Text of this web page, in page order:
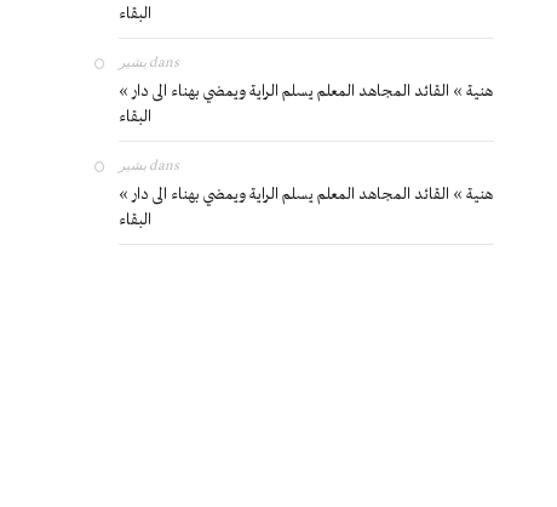
البقاء
بشير dans
« هنية » القائد المجاهد المعلم يسلم الراية ويمضي بهناء الى دار
البقاء
بشير dans
« هنية » القائد المجاهد المعلم يسلم الراية ويمضي بهناء الى دار
البقاء